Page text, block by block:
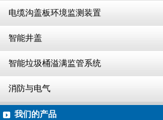
电缆沟盖板环境监测装置
智能井盖
智能垃圾桶溢满监管系统
消防与电气
我们的产品